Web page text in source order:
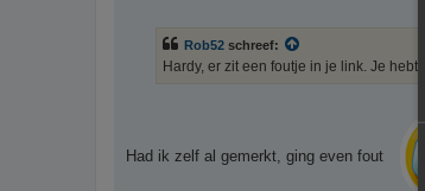
c
h
Rob52 schreef:
Hardy, er zit een foutje in je link. Je
Had ik zelf al gemerkt, ging even fout